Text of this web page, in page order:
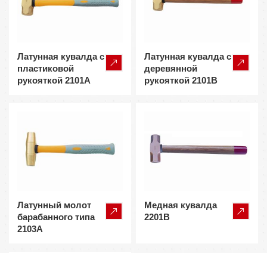
Латунная кувалда с
пластиковой
рукояткой 2101A
Латунная кувалда с
деревянной
рукояткой 2101B
Латунный молот
барабанного типа
2103A
Медная кувалда
2201B